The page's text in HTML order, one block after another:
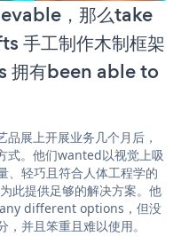
，那么take
手工制作木制框架
拥有been able to
展上开展业务几个月后，
式。他们wanted以视觉上吸
、轻巧且符合人体工程学的
此提供足够的解决方案。他
different options，但没
并且笨重且难以使用。